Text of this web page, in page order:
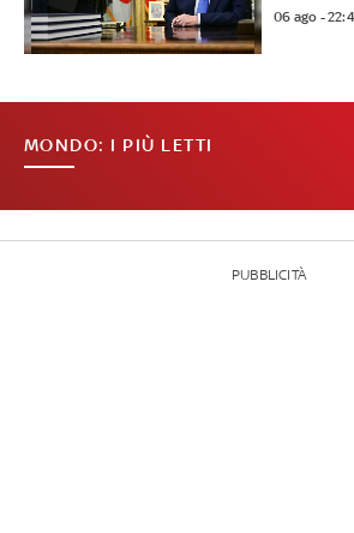
06 ago -
MONDO: I PIÙ LETTI
PUBBLICITÀ